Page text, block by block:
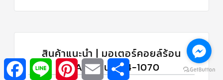
สินค้าแนะนำ | มอเตอร์คอยล์ร้อน
TRANE รุ่น 024-1070
Facebook Line Pinterest Email Share